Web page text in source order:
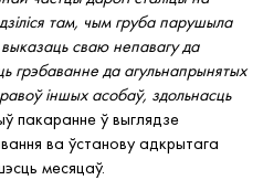
там, чым груба парушыла
сваю непавагу да
грэбаванне да агульнапрынятых
іншых асобаў, здольнасць
пакаранне ў выглядзе
ва ўстанову адкрытага
месяцаў.